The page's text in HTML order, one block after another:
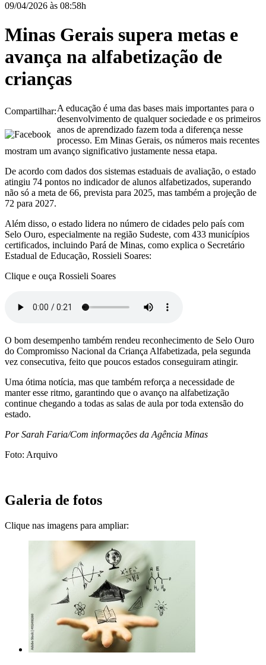
09/04/2026 às 08:58h
Minas Gerais supera metas e
avança na alfabetização de
crianças
Compartilhar:A educação é uma das bases mais importantes para o
desenvolvimento de qualquer sociedade e os primeiros
anos de aprendizado fazem toda a diferença nesse
processo. Em Minas Gerais, os números mais recentes
mostram um avanço significativo justamente nessa etapa.
De acordo com dados dos sistemas estaduais de avaliação, o estado
atingiu 74 pontos no indicador de alunos alfabetizados, superando
não só a meta de 66, prevista para 2025, mas também a projeção de
72 para 2027.
Além disso, o estado lidera no número de cidades pelo país com
Selo Ouro, especialmente na região Sudeste, com 433 municípios
certificados, incluindo Pará de Minas, como explica o Secretário
Estadual de Educação, Rossieli Soares:
Clique e ouça Rossieli Soares
O bom desempenho também rendeu reconhecimento de Selo Ouro
do Compromisso Nacional da Criança Alfabetizada, pela segunda
vez consecutiva, feito que poucos estados conseguiram atingir.
Uma ótima notícia, mas que também reforça a necessidade de
manter esse ritmo, garantindo que o avanço na alfabetização
continue chegando a todas as salas de aula por toda extensão do
estado.
Por Sarah Faria/Com informações da Agência Minas
Foto: Arquivo
Galeria de fotos
Clique nas imagens para ampliar: